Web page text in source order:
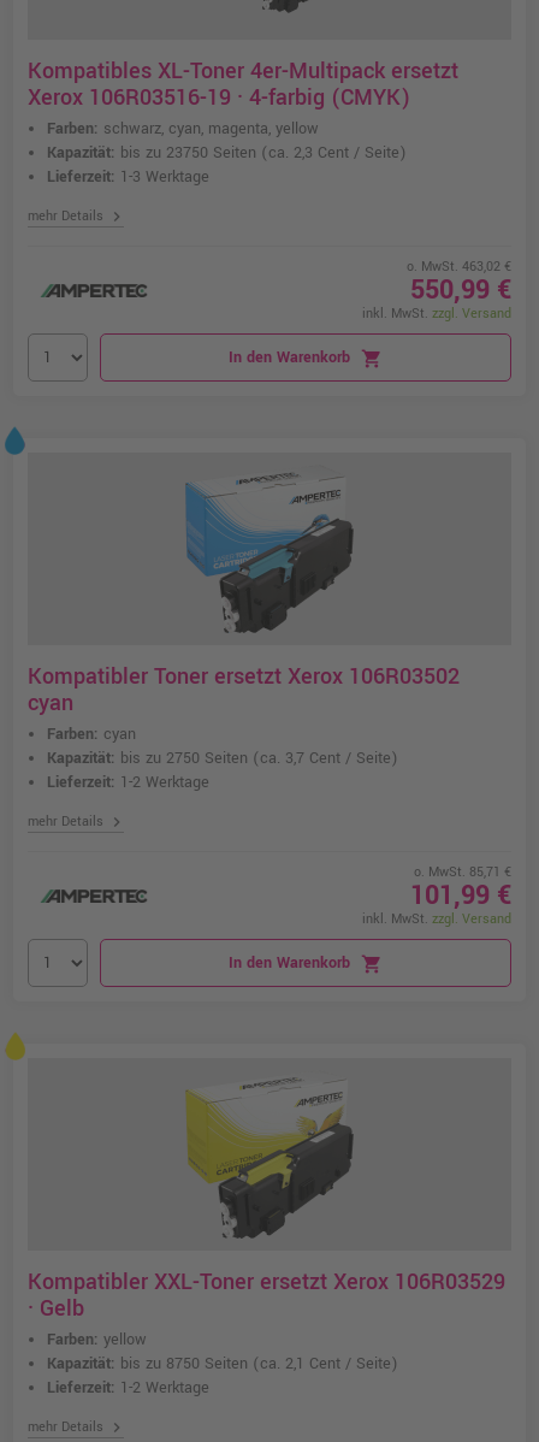
Kompatibles XL-Toner 4er-Multipack ersetzt
Xerox 106R03516-19 · 4-farbig (CMYK)
Farben: schwarz, cyan, magenta, yellow
Kapazität: bis zu 23750 Seiten (ca. 2,3 Cent / Seite)
Lieferzeit: 1-3 Werktage
mehr Details chevron_right
o. MwSt. 463,02 €
550,99 €
inkl. MwSt. zzgl. Versand
In den Warenkorb shopping_cart
Kompatibler Toner ersetzt Xerox 106R03502
cyan
Farben: cyan
Kapazität: bis zu 2750 Seiten (ca. 3,7 Cent / Seite)
Lieferzeit: 1-2 Werktage
mehr Details chevron_right
o. MwSt. 85,71 €
101,99 €
inkl. MwSt. zzgl. Versand
In den Warenkorb shopping_cart
Kompatibler XXL-Toner ersetzt Xerox 106R03529
· Gelb
Farben: yellow
Kapazität: bis zu 8750 Seiten (ca. 2,1 Cent / Seite)
Lieferzeit: 1-2 Werktage
mehr Details chevron_right